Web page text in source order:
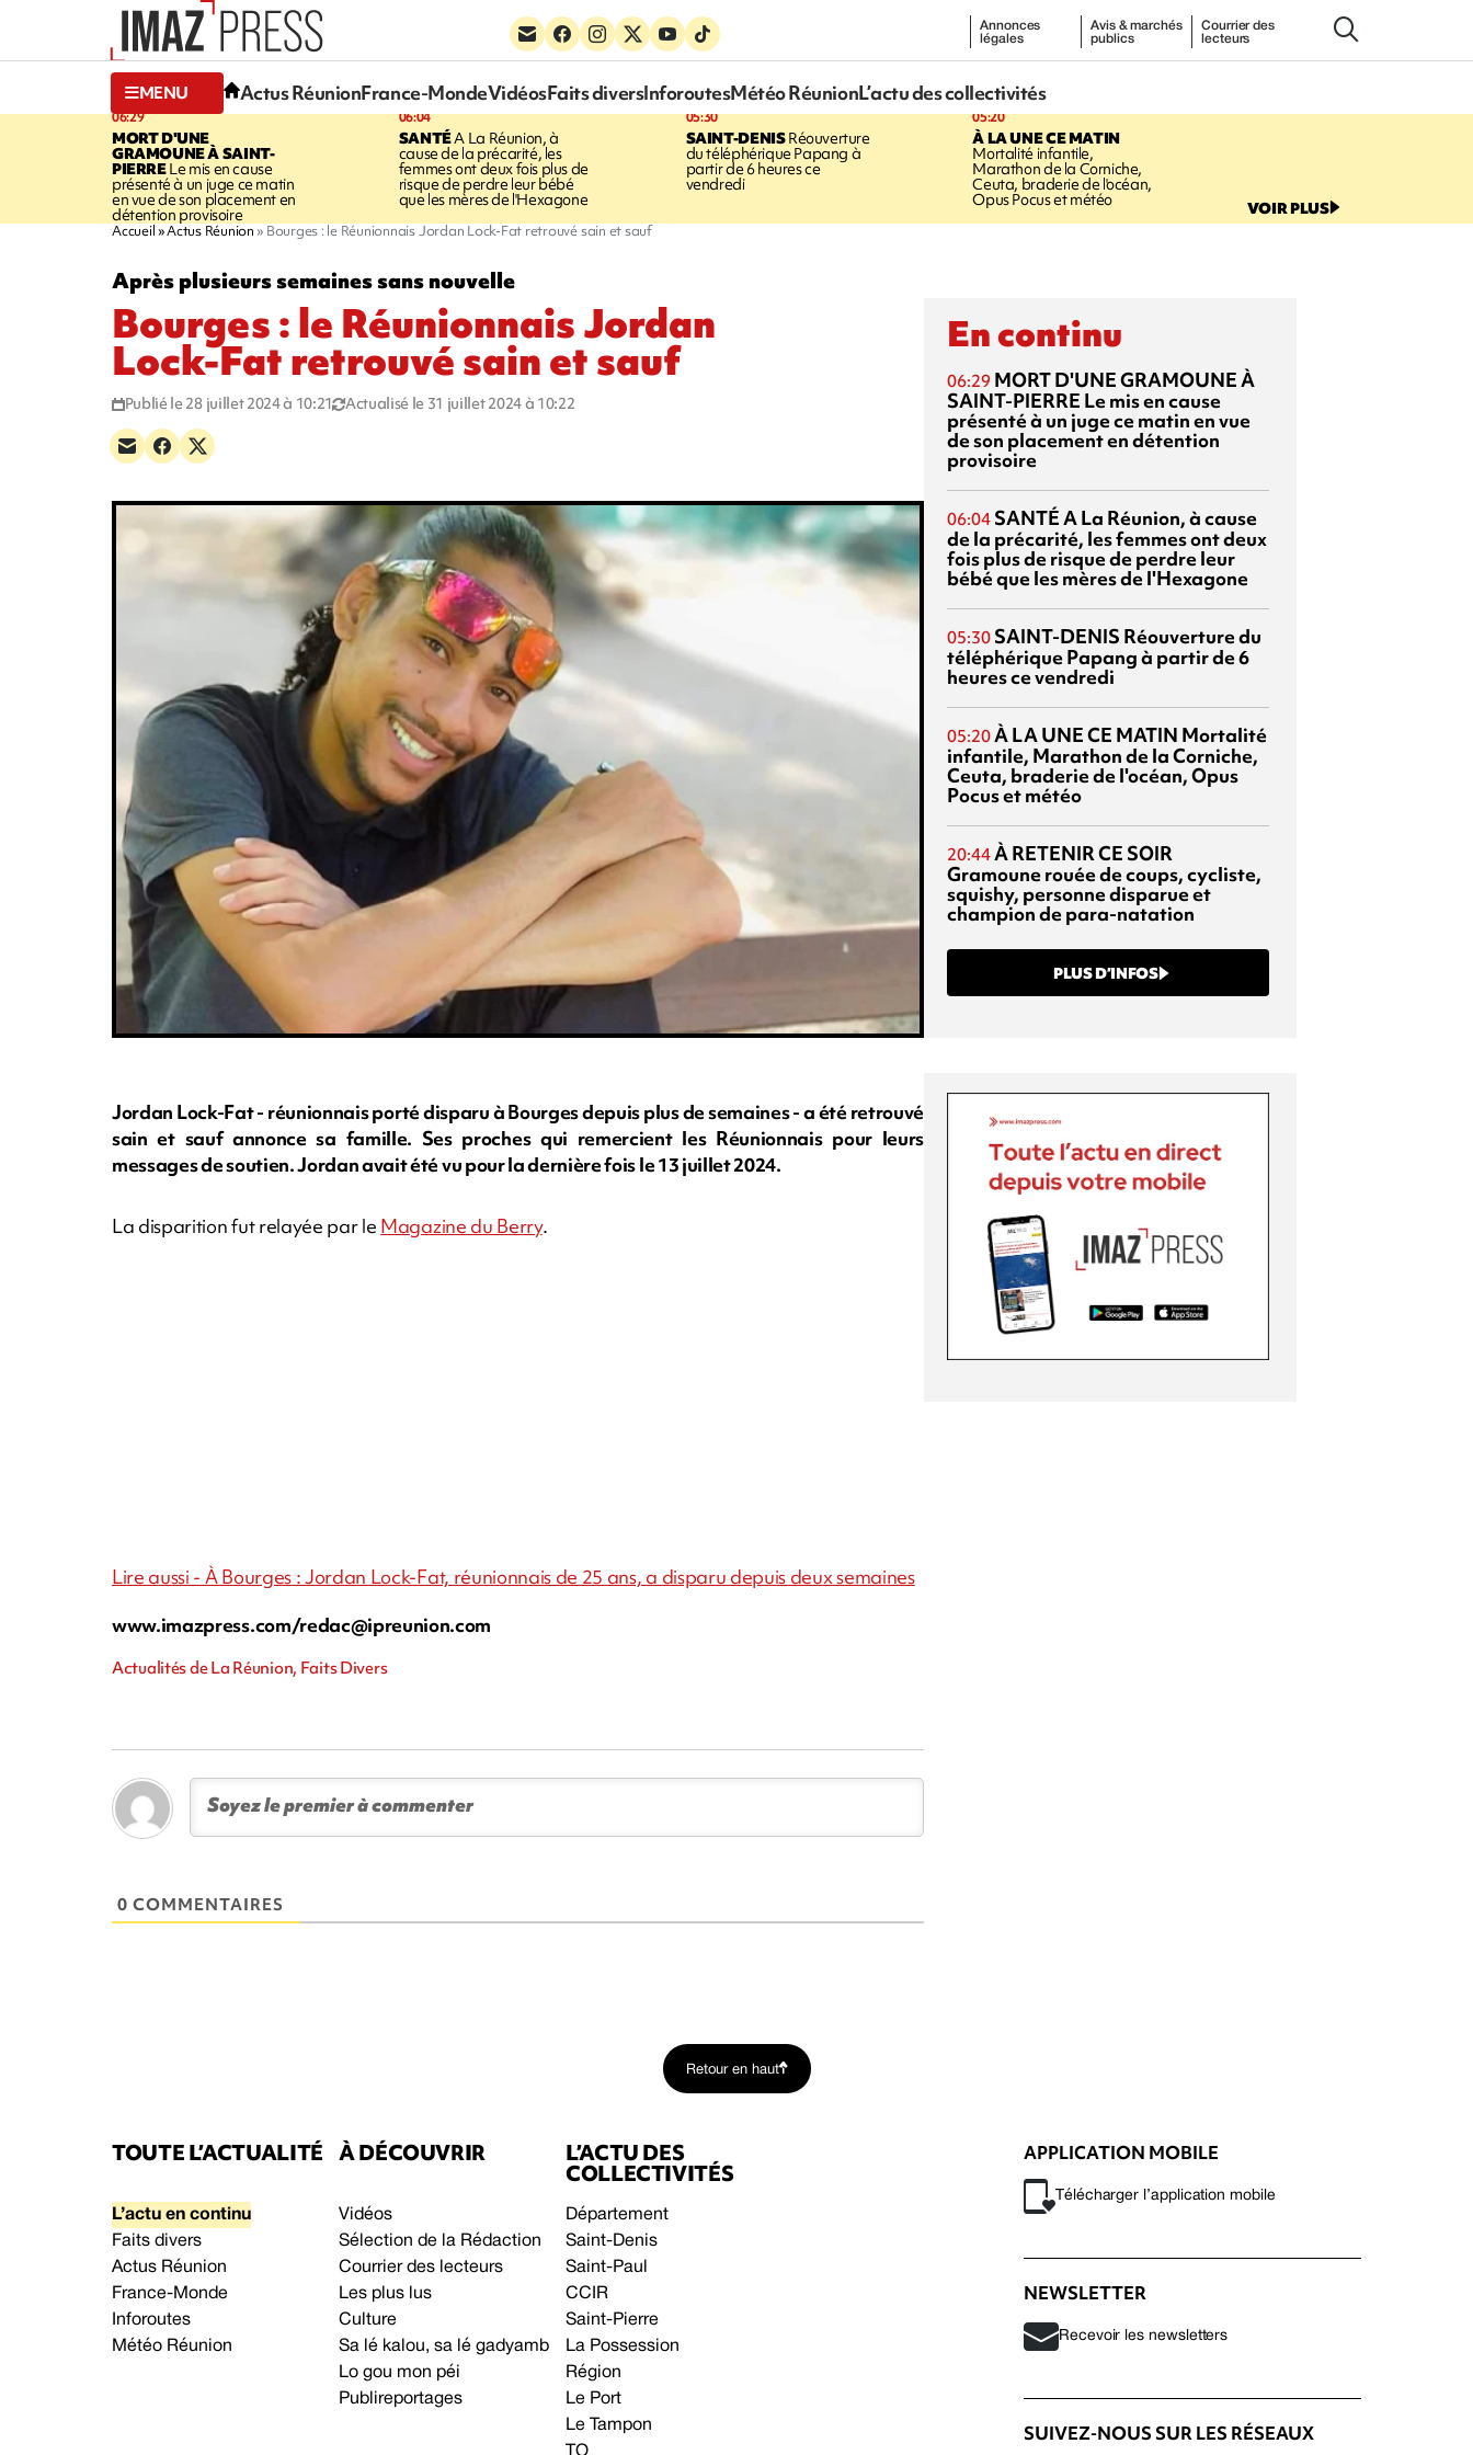
Annonces
légales
Avis & marchés
publics
Courrier des
lecteurs
MENU Actus RéunionFrance-MondeVidéosFaits diversInforoutesMétéo RéunionL’actu des collectivités
06:29
MORT D'UNE
GRAMOUNE À SAINT-
PIERRELe mis en cause
présenté à un juge ce matin
en vue de son placement en
détention provisoire
06:04
SANTÉA La Réunion, à
cause de la précarité, les
femmes ont deux fois plus de
risque de perdre leur bébé
que les mères de l'Hexagone
05:30
SAINT-DENISRéouverture
du téléphérique Papang à
partir de 6 heures ce
vendredi
05:20
À LA UNE CE MATIN
Mortalité infantile,
Marathon de la Corniche,
Ceuta, braderie de l'océan,
Opus Pocus et météo VOIR PLUS
Accueil Actus Réunion Bourges : le Réunionnais Jordan Lock-Fat retrouvé sain et sauf
Après plusieurs semaines sans nouvelle
Bourges : le Réunionnais Jordan
Lock-Fat retrouvé sain et sauf
Publié le 28 juillet 2024 à 10:21 Actualisé le 31 juillet 2024 à 10:22
Jordan Lock-Fat - réunionnais porté disparu à Bourges depuis plus de semaines - a été retrouvé
sain et sauf annonce sa famille. Ses proches qui remercient les Réunionnais pour leurs
messages de soutien. Jordan avait été vu pour la dernière fois le 13 juillet 2024.
La disparition fut relayée par le Magazine du Berry.
Lire aussi - À Bourges : Jordan Lock-Fat, réunionnais de 25 ans, a disparu depuis deux semaines
www.imazpress.com/redac@ipreunion.com
Actualités de La Réunion, Faits Divers
0 COMMENTAIRES
En continu
06:29 MORT D'UNE GRAMOUNE À
SAINT-PIERRE Le mis en cause
présenté à un juge ce matin en vue
de son placement en détention
provisoire
06:04 SANTÉA La Réunion, à cause
de la précarité, les femmes ont deux
fois plus de risque de perdre leur
bébé que les mères de l'Hexagone
05:30 SAINT-DENIS Réouverture du
téléphérique Papang à partir de 6
heures ce vendredi
05:20À LA UNE CE MATIN Mortalité
infantile, Marathon de la Corniche,
Ceuta, braderie de l'océan, Opus
Pocus et météo
20:44À RETENIR CE SOIR
Gramoune rouée de coups, cycliste,
squishy, personne disparue et
champion de para-natation
PLUS D’INFOS
Retour en haut
TOUTE L’ACTUALITÉ
L’actu en continu
Faits divers
Actus Réunion
France-Monde
Inforoutes
Météo Réunion
À DÉCOUVRIR
Vidéos
Sélection de la Rédaction
Courrier des lecteurs
Les plus lus
Culture
Sa lé kalou, sa lé gadyamb
Lo gou mon péi
Publireportages
L’ACTU DES
COLLECTIVITÉS
Département
Saint-Denis
Saint-Paul
CCIR
Saint-Pierre
La Possession
Région
Le Port
Le Tampon
TO
APPLICATION MOBILE
Télécharger l’application mobile
NEWSLETTER
Recevoir les newsletters
SUIVEZ-NOUS SUR LES RÉSEAUX